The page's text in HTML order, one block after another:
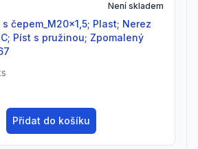
Není skladem
Píst s pružinou; Zpomalený
Přidat do košíku